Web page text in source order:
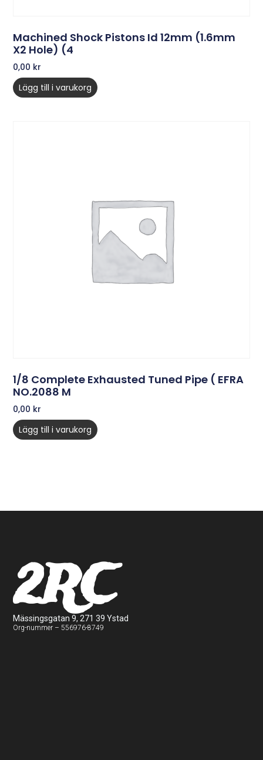
Machined Shock Pistons Id 12mm (1.6mm
X2 Hole) (4
0,00 kr
Lägg till i varukorg
1/8 Complete Exhausted Tuned Pipe ( EFRA
NO.2088 M
0,00 kr
Lägg till i varukorg
2RC
Mässingsgatan 9, 271 39 Ystad
Org-nummer – 556976-8749